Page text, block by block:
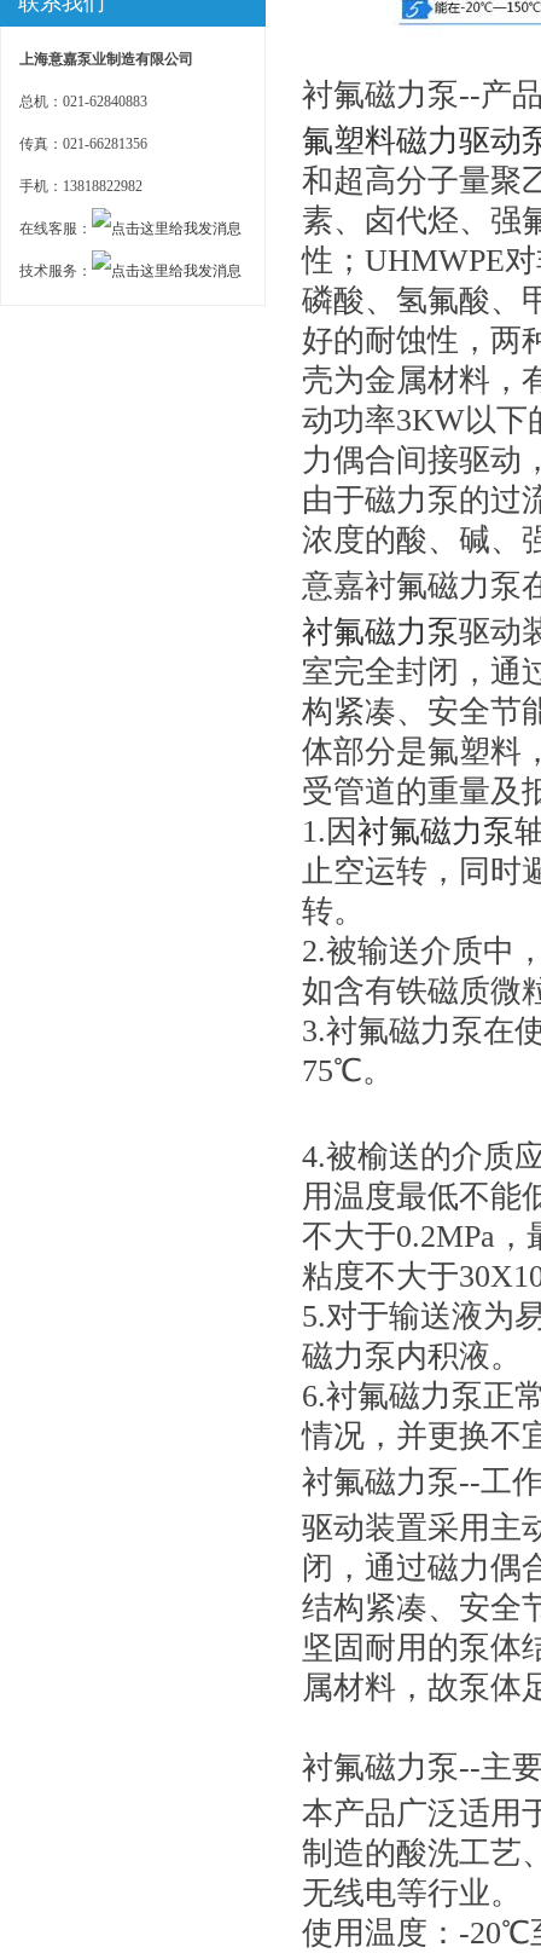
上海意嘉泵业制造有限公司
总机：021-62840883
传真：021-66281356
手机：13818822982
在线客服：
技术服务：
衬氟磁力泵--产
氟塑料磁力驱动
和超高分子量聚
素、卤代烃、强
性；UHMWPE
磷酸、氢氟酸、
好的耐蚀性，两
壳为金属材料，
动功率3KW以下
力偶合间接驱动
由于磁力泵的过
浓度的酸、碱、
意嘉衬氟磁力泵
衬氟磁力泵驱动
室完全封闭，通
构紧凑、安全节
体部分是氟塑料
受管道的重量及
1.因衬氟磁力泵
止空运转，同时
转。
2.被输送介质中
如含有铁磁质微
3.衬氟磁力泵在
75℃。
4.被榆送的介质
用温度最低不能
不大于0.2MPa，
粘度不大于
5.对于输送液为
磁力泵内积液。
6.衬氟磁力泵正
情况，并更换不
衬氟磁力泵--工
驱动装置采用主
闭，通过磁力偶
结构紧凑、安全
坚固耐用的泵体
属材料，故泵体
衬氟磁力泵--主
本产品广泛适用
制造的酸洗工艺
无线电等行业。
使用温度：-20℃